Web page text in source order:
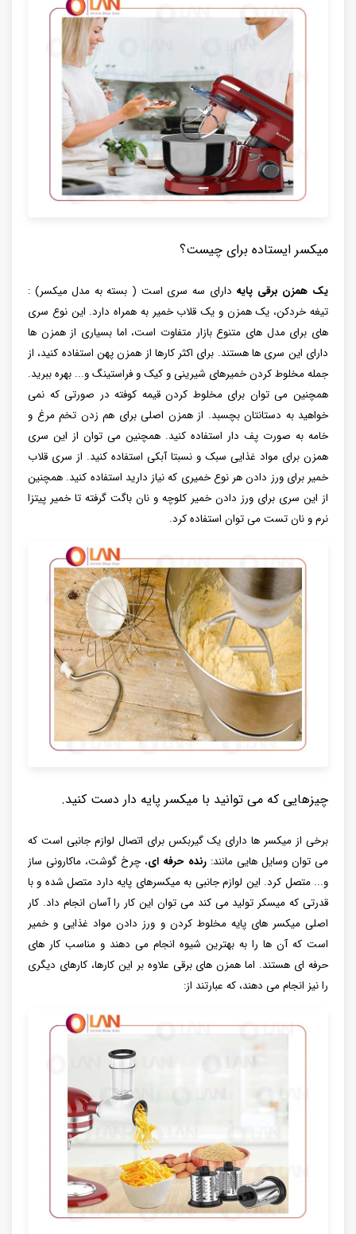
میکسر ایستاده برای چیست؟
یک همزن برقی پایه دارای سه سری است ( بسته به مدل میکسر) :
تیغه خردکن، یک همزن و یک قلاب خمیر به همراه دارد. این نوع سری
های برای مدل های متنوع بازار متفاوت است، اما بسیاری از همزن ها
دارای این سری ها هستند. برای اکثر کارها از همزن پهن استفاده کنید، از
جمله مخلوط کردن خمیرهای شیرینی و کیک و فراستینگ و... بهره ببرید.
همچنین می توان برای مخلوط کردن قیمه کوفته در صورتی که نمی
خواهید به دستانتان بچسبد. از همزن اصلی برای هم زدن تخم مرغ و
خامه به صورت پف دار استفاده کنید. همچنین می توان از این سری
همزن برای مواد غذایی سبک و نسبتا آبکی استفاده کنید. از سری قلاب
خمیر برای ورز دادن هر نوع خمیری که نیاز دارید استفاده کنید. همچنین
از این سری برای ورز دادن خمیر کلوچه و نان باگت گرفته تا خمیر پیتزا
نرم و نان تست می توان استفاده کرد.
چیزهایی که می توانید با میکسر پایه دار دست کنید.
برخی از میکسر ها دارای یک گیربکس برای اتصال لوازم جانبی است که
می توان وسایل هایی مانند:رنده حرفه ای، چرخ گوشت، ماکارونی ساز
و... متصل کرد. این لوازم جانبی به میکسرهای پایه دارد متصل شده و با
قدرتی که میسکر تولید می کند می توان این کار را آسان انجام داد. کار
اصلی میکسر های پایه مخلوط کردن و ورز دادن مواد غذایی و خمیر
است که آن ها را به بهترین شیوه انجام می دهند و مناسب کار های
حرفه ای هستند. اما همزن های برقی علاوه بر این کارها، کارهای دیگری
را نیز انجام می دهند، که عبارتند از: